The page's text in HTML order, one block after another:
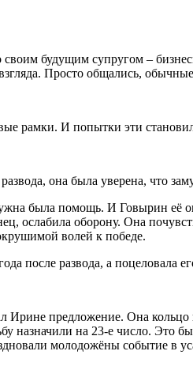
будущим супругом –
Просто общались,
рамки. И попытки эти
она была уверена, что
была помощь. И Говырин её
ослабила оборону. Она
волей к победе.
после развода, а поцеловала
предложение. Она
назначили на 23-е число. Это
молодожёны событие в